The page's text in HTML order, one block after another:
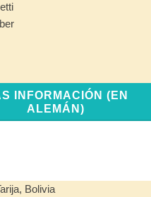
INFORMACIÓN (EN
ALEMÁN)
Bolivia